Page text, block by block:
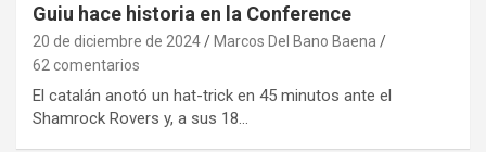
Guiu hace historia en la Conference
20 de diciembre de 2024
Marcos Del Bano Baena
62 comentarios
El catalán anotó un hat-trick en 45 minutos ante el
Shamrock Rovers y, a sus 18…